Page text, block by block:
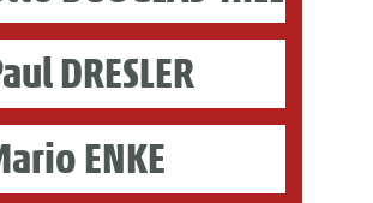
DRESLER
ENKE